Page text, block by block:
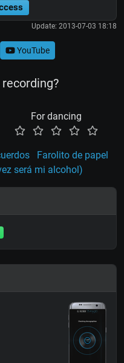
Update: 2013-07-03 18:18
YouTube
For dancing
Farolito de papel
será mi alcohol)